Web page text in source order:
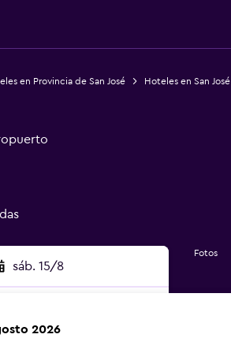
en Provincia de San José Hoteles en San José
sáb. 15/8
Fotos
2026